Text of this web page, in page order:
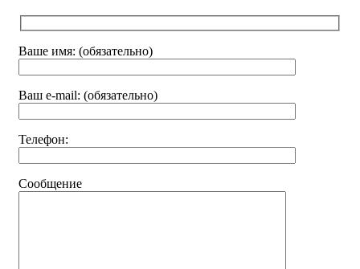
Ваше имя: (обязательно)
Ваш e-mail: (обязательно)
Телефон:
Сообщение